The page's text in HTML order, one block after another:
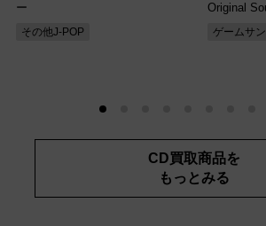
ー
その他J-POP
Original
ゲームサ
CD買取商品を
もっとみる